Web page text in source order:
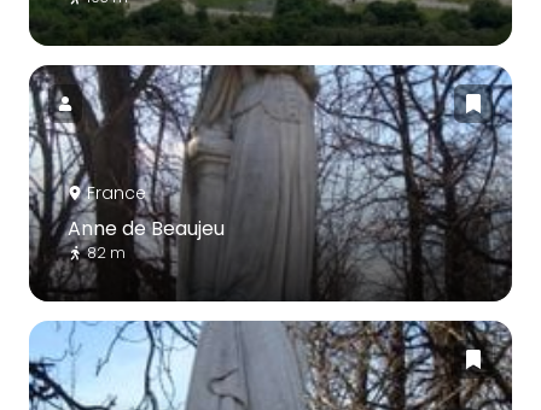
France
Anne de Beaujeu
82 m